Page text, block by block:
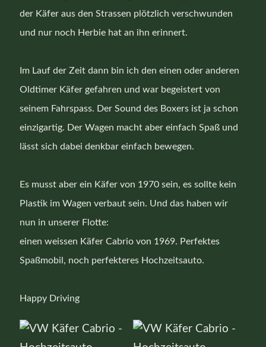
der Käfer aus den Strassen plötzlich verschwunden
und nur noch Herbie hat an ihn erinnert.
Im Lauf der Zeit dann bin ich den einen oder anderen
Oldtimer Käfer gefahren und war begeistert von
seinem Fahrspass. Der Sound des Boxers ist ja schon
einzigartig. Der Wagen macht aber einfach Spaß und
lässt sich dabei denkbar einfach bewegen.
Es musst aber ein Käfer von 1970 sein, es sollte kein
Plastik im Wagen verbaut sein. Und das haben wir
nun in unserer Flotte:
einen weissen Käfer Cabrio von 1969. Perfektes
Spaßmobil, noch perfekteres Hochzeitsauto.
Happy Driving